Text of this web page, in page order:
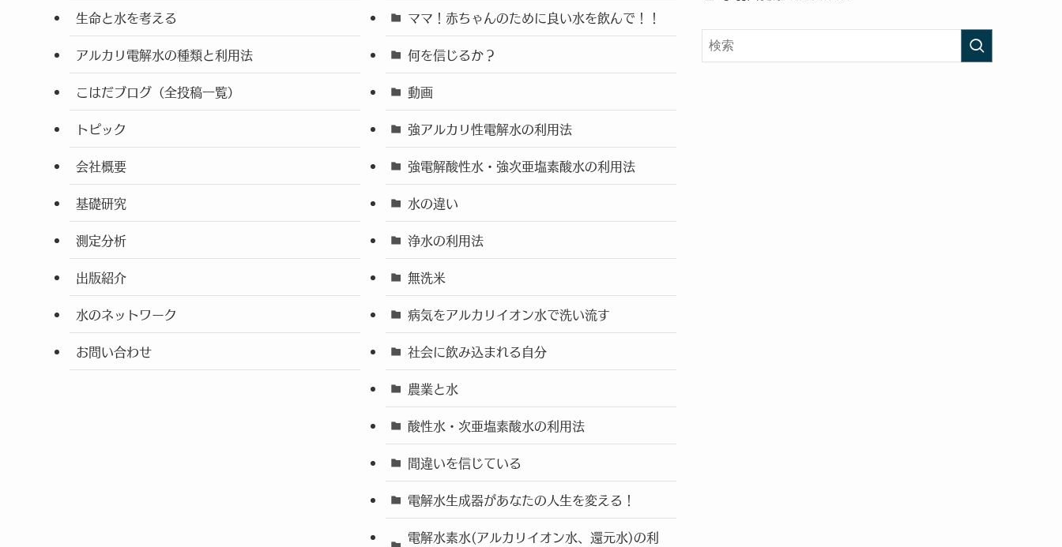
生命と水を考える
アルカリ電解水の種類と利用法
こはだブログ（全投稿一覧）
トピック
会社概要
基礎研究
測定分析
出版紹介
水のネットワーク
お問い合わせ
ママ！赤ちゃんのために良い水を飲んで！！
何を信じるか？
動画
強アルカリ性電解水の利用法
強電解酸性水・強次亜塩素酸水の利用法
水の違い
浄水の利用法
無洗米
病気をアルカリイオン水で洗い流す
社会に飲み込まれる自分
農業と水
酸性水・次亜塩素酸水の利用法
間違いを信じている
電解水生成器があなたの人生を変える！
電解水素水(アルカリイオン水、還元水)の利